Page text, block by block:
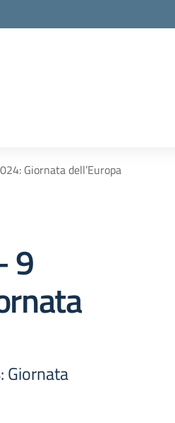
Giornata dell’Europa
9
Giornata